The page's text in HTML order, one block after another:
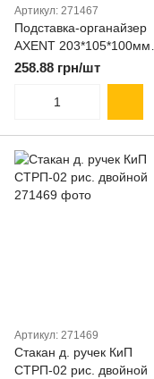
Артикул: 271467
Подставка-органайзер
AXENT 203*105*100мм
металл.серебро 2116-03
258.88 грн/шт
Артикул: 271469
Стакан д. ручек КиП
СТРП-02 рис. двойной